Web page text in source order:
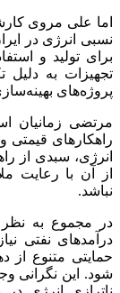
اما علی مروی
نسبی انرژی در
برای تولید و
تجهیزات به دلیل
پروژه‌های
مرتضی زمانیان
راهکارهای قیمتی
انرژی، سبدی از
از آن با رعایت
نباشد.
در مجموع به
درآمدهای نفتی
حمایتی متنوع از
شود. این نگرانی